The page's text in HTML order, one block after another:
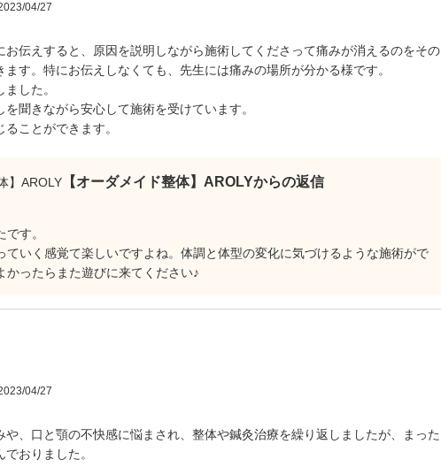
04/27
お伝えすると、原因を説明しながら施術してくださって痛みが消えるのをその
す。特にお伝えしなくても、先生には痛みの場所が分かる様です。
した。
聞きながら安心して施術を受けています。
ことができます。
【オーダメイド整体】AROLYからの返信
す。
ていく感覚て楽しいですよね。体調と体型の変化に気づけるような施術がで
かったらまた遊びに来てください♪
04/27
や、口と顎の不快感に悩まされ、整体や鍼灸治療を繰り返しましたが、まった
おりました。